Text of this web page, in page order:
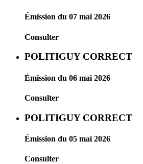
Émission du 07 mai 2026
Consulter
POLITIGUY CORRECT
Émission du 06 mai 2026
Consulter
POLITIGUY CORRECT
Émission du 05 mai 2026
Consulter